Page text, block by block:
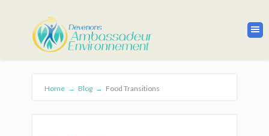
Home → Blog → Food Transitions